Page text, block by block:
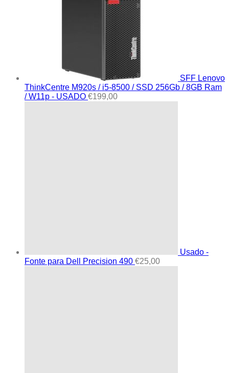
SFF Lenovo
ThinkCentre M920s / i5-8500 / SSD 256Gb / 8GB Ram
/ W11p - USADO €199,00
Usado -
Fonte para Dell Precision 490 €25,00